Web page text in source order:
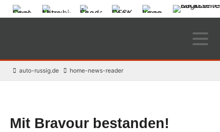
auto-russig.de home-news-reader
Mit Bravour bestanden!